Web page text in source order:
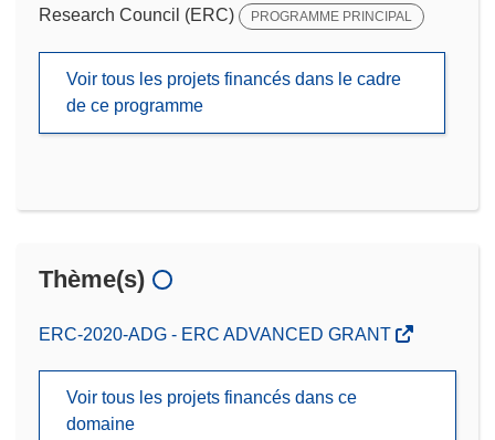
Research Council (ERC)
PROGRAMME PRINCIPAL
Voir tous les projets financés dans le cadre
de ce programme
Thème(s)
ERC-2020-ADG - ERC ADVANCED GRANT
Voir tous les projets financés dans ce
domaine